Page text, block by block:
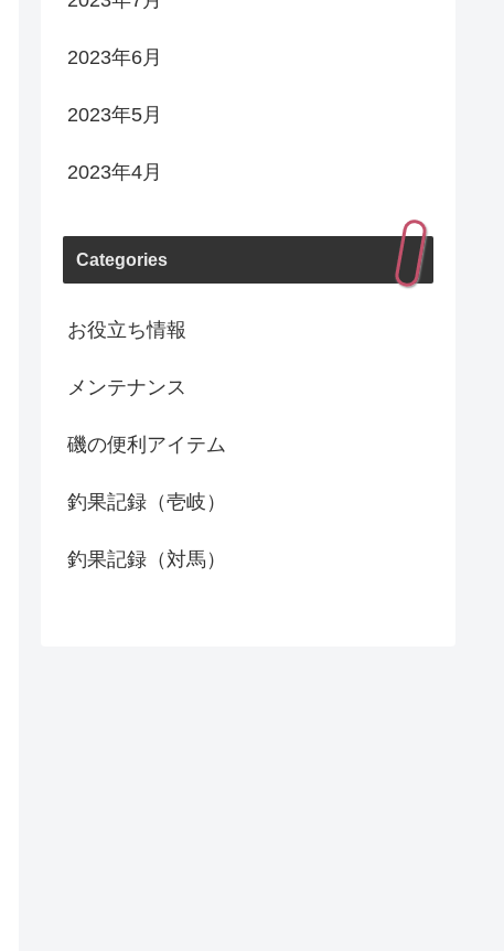
2023年6月
2023年5月
2023年4月
Categories
お役立ち情報
メンテナンス
磯の便利アイテム
釣果記録（壱岐）
釣果記録（対馬）